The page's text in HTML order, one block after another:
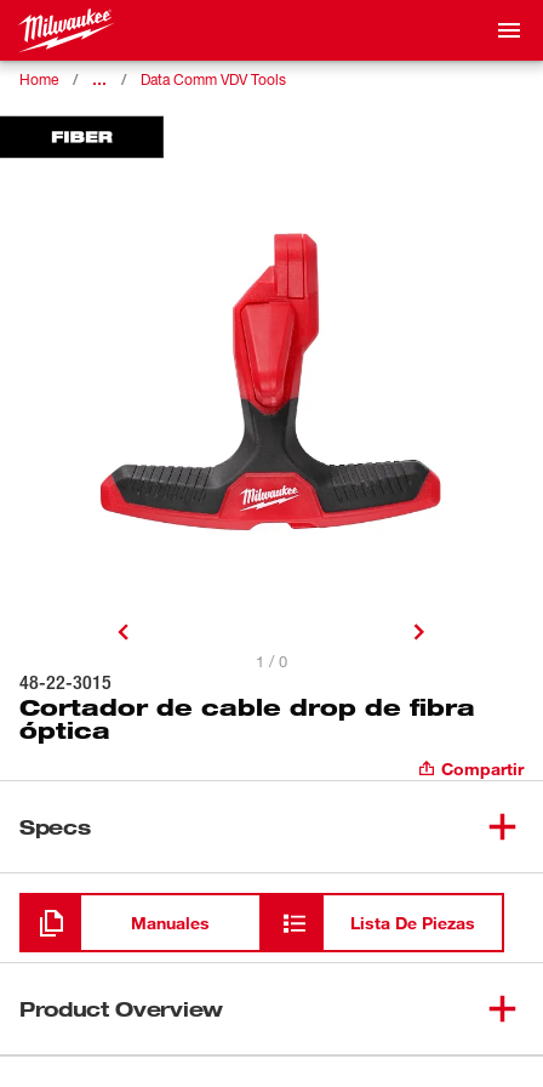
Home … Data Comm VDV Tools
1 / 0
48-22-3015
Cortador de cable drop de fibra
óptica
Compartir
Specs
Cargando
Manuales Lista De Piezas
Product Overview